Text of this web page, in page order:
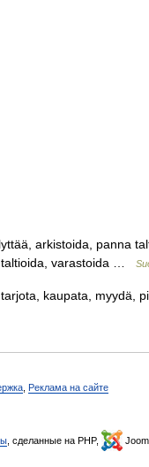
arkistoida, panna
taltioida, varastoida …
kaupata, myydä,
Реклама на сайте
, сделанные на PHP,